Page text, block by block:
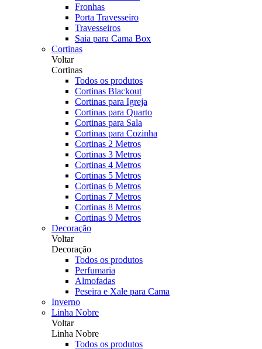
Fronhas
Porta Travesseiro
Travesseiros
Saia para Cama Box
Cortinas
Voltar
Cortinas
Todos os produtos
Cortinas Blackout
Cortinas para Igreja
Cortinas para Quarto
Cortinas para Sala
Cortinas para Cozinha
Cortinas 2 Metros
Cortinas 3 Metros
Cortinas 4 Metros
Cortinas 5 Metros
Cortinas 6 Metros
Cortinas 7 Metros
Cortinas 8 Metros
Cortinas 9 Metros
Decoração
Voltar
Decoração
Todos os produtos
Perfumaria
Almofadas
Peseira e Xale para Cama
Inverno
Linha Nobre
Voltar
Linha Nobre
Todos os produtos